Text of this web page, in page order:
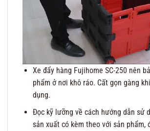
Xe đẩy hàng Fujihome SC-250 nên
phẩm ở nơi khô ráo. Cất gọn gàng
dụng.
Đọc kỹ lưỡng về cách hướng dẫn sử
sản xuất có kèm theo với sản phẩm,